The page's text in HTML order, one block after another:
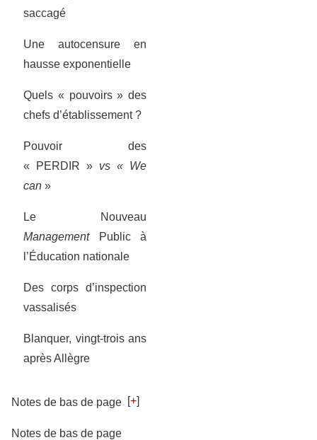
saccagé
Une autocensure en
hausse exponentielle
Quels « pouvoirs » des
chefs d’établissement ?
Pouvoir des
« PERDIR » vs « We
can»
Le Nouveau
ManagementPublic à
l’Éducation nationale
Des corps d’inspection
vassalisés
Blanquer, vingt-trois ans
après Allègre
Notes de bas de page [+]
Notes de bas de page